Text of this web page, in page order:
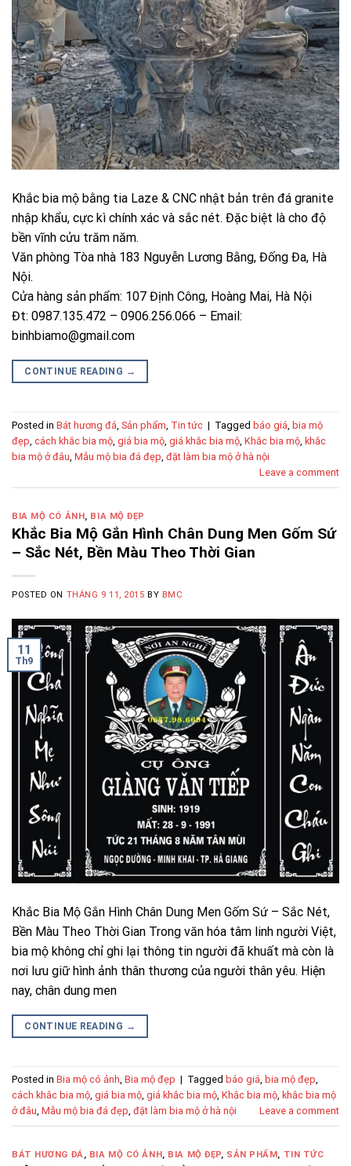
Khắc bia mộ bằng tia Laze & CNC nhật bản trên đá granite
nhập khẩu, cực kì chính xác và sắc nét. Đặc biệt là cho độ
bền vĩnh cửu trăm năm.
Văn phòng Tòa nhà 183 Nguyễn Lương Bằng, Đống Đa, Hà
Nội.
Cửa hàng sản phẩm: 107 Định Công, Hoàng Mai, Hà Nội
Đt: 0987.135.472 – 0906.256.066 – Email:
binhbiamo@gmail.com
CONTINUE READING →
Posted in Bát hương đá Sản phẩm Tin tức | Tagged báo giá bia mộ
đẹp cách khắc bia mộ giá bia mộ giá khắc bia mộ Khắc bia mộ khắc
bia mộ ở đâu Mẫu mộ bia đá đẹp đặt làm bia mộ ở hà nội
Leave a comment
BIA MỘ CÓ ẢNH BIA MỘ ĐẸP
Khắc Bia Mộ Gắn Hình Chân Dung Men Gốm Sứ
– Sắc Nét, Bền Màu Theo Thời Gian
POSTED ON THÁNG 9 11, 2015 BY BMC
11
Th9
Khắc Bia Mộ Gắn Hình Chân Dung Men Gốm Sứ – Sắc Nét,
Bền Màu Theo Thời Gian Trong văn hóa tâm linh người Việt,
bia mộ không chỉ ghi lại thông tin người đã khuất mà còn là
nơi lưu giữ hình ảnh thân thương của người thân yêu. Hiện
nay, chân dung men
CONTINUE READING →
Posted in Bia mộ có ảnh, Bia mộ đẹp | Tagged báo giá, bia mộ đẹp,
cách khắc bia mộ, giá bia mộ, giá khắc bia mộ, Khắc bia mộ, khắc bia mộ
ở đâu, Mẫu mộ bia đá đẹp, đặt làm bia mộ ở hà nội Leave a comment
BÁT HƯƠNG ĐÁ, BIA MỘ CÓ ẢNH, BIA MỘ ĐẸP, SẢN PHẨM, TIN TỨC